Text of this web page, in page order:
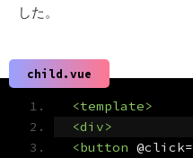
した。
child.vue
<template>
<div>
<button @click=